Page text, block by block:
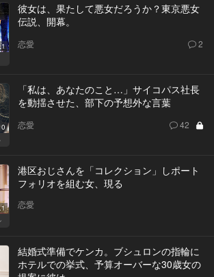
彼女は、果たして悪女だろうか？東京悪女
伝説、開幕。
恋愛 2
「私は、あなたのこと…」サイコパス社長
を動揺させた、部下の予想外な言葉
恋愛 42
港区おじさんを「コレクション」しポート
フォリオを組む女、現る
恋愛
結婚式準備でケンカ。ブシュロンの指輪に
ホテルでの挙式、予算オーバーな30歳女の